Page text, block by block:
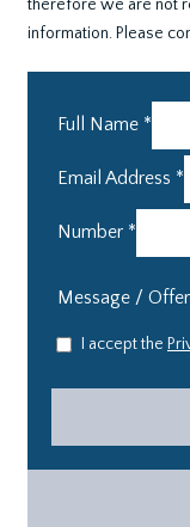
therefore we are not
information. Please
Full Name *
Email Address *
Number *
Message / Offer
I accept the